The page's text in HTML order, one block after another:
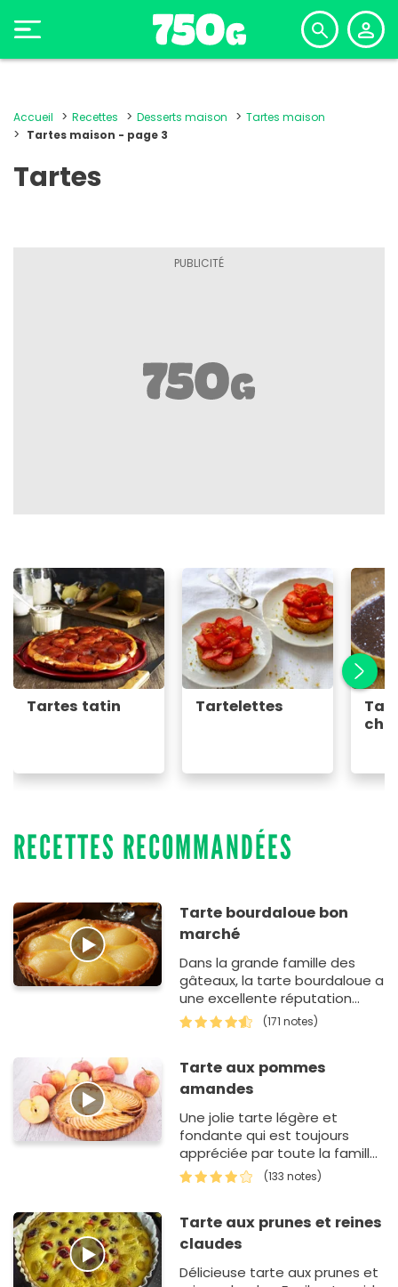
Accueil Recettes Desserts maison
Tartes maison
Tartes maison - page 3
Tartes
Tartes tatin Tartelettes
RECETTES RECOMMANDÉES
Tarte bourdaloue bon
marché
Dans la grande famille des
gâteaux, la tarte bourdaloue a
une excellente réputation
auprès des amateurs de
fruits. Aujourd'hui, vous allez
(171 notes)
Tarte aux pommes
amandes
Une jolie tarte légère et
fondante qui est toujours
appréciée par toute la famille.
Elle peut être accompagnée
d'une boule…
(133 notes)
Tarte aux prunes et reines
claudes
Délicieuse tarte aux prunes et